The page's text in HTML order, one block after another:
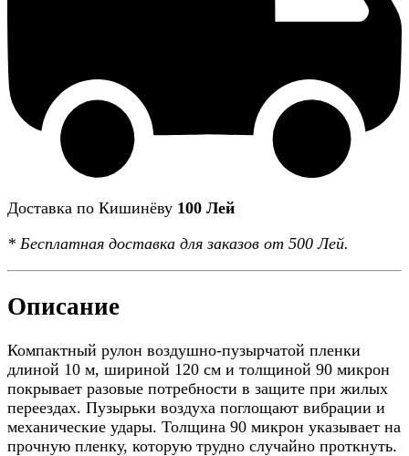
Доставка по Кишинёву 100 Лей
* Бесплатная доставка для заказов от 500 Лей.
Описание
Компактный рулон воздушно-пузырчатой пленки
длиной 10 м, шириной 120 см и толщиной 90 микрон
покрывает разовые потребности в защите при жилых
переездах. Пузырьки воздуха поглощают вибрации и
механические удары. Толщина 90 микрон указывает на
прочную пленку, которую трудно случайно проткнуть.